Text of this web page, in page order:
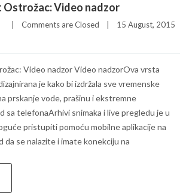
Video nadzor
Comments are Closed
Video nadzor Video nadzorOva vrsta
je kako bi izdržala sve vremenske
prskanje vode, prašinu i ekstremne
sa telefonaArhivi snimaka i live pregledu je u
pristupiti pomoću mobilne aplikacije na
da se nalazite i imate konekciju na